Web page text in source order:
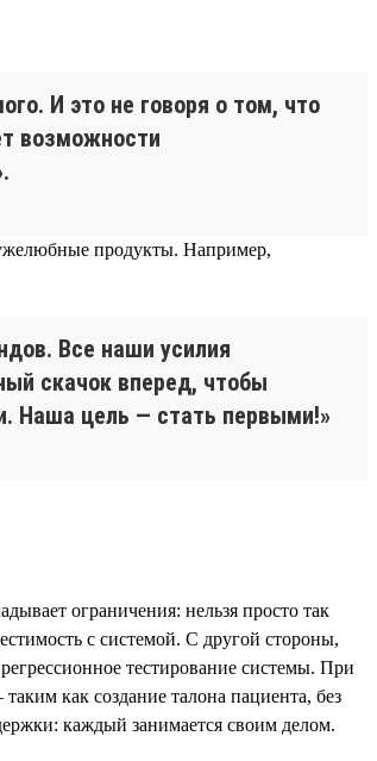
И это не говоря о том, что
возможности
продукты. Например,
Все наши усилия
скачок вперед, чтобы
Наша цель — стать первыми!»
ограничения: нельзя просто так
с системой. С другой стороны,
тестирование системы. При
как создание талона пациента, без
каждый занимается своим делом.